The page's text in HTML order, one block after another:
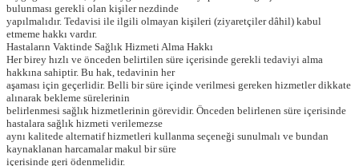
bulunması gerekli olan kişiler nezdinde
yapılmalıdır. Tedavisi ile ilgili olmayan kişileri (ziyaretçiler dâhil) kabul
etmeme hakkı vardır.
Hastaların Vaktinde Sağlık Hizmeti Alma Hakkı
Her birey hızlı ve önceden belirtilen süre içerisinde gerekli tedaviyi alma
hakkına sahiptir. Bu hak, tedavinin her
aşaması için geçerlidir. Belli bir süre içinde verilmesi gereken hizmetler dikkate
alınarak bekleme sürelerinin
belirlenmesi sağlık hizmetlerinin görevidir. Önceden belirlenen süre içerisinde
hastalara sağlık hizmeti verilemezse
aynı kalitede alternatif hizmetleri kullanma seçeneği sunulmalı ve bundan
kaynaklanan harcamalar makul bir süre
içerisinde geri ödenmelidir.